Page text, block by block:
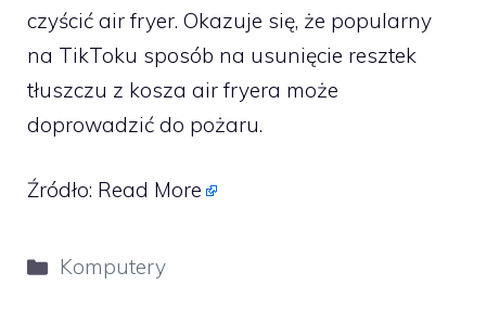
czyścić air fryer. Okazuje się, że popularny
na TikToku sposób na usunięcie resztek
tłuszczu z kosza air fryera może
doprowadzić do pożaru.
Źródło: Read More
Kategorie
Komputery